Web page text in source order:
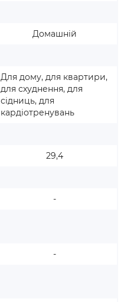
Домашній
Для дому, для квартири,
для схуднення, для
сідниць, для
кардіотренувань
29,4
-
-